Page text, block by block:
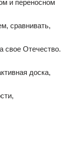
и переносном
сравнивать,
свое Отечество.
доска,